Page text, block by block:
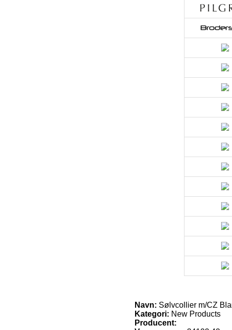
Navn: Sølvcollier m/CZ
Kategori: New Products
Producent: